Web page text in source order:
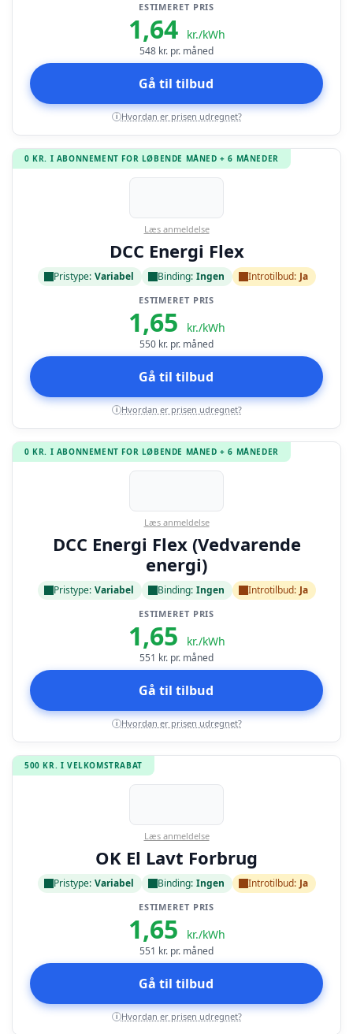
ESTIMERET PRIS
1,64 kr./kWh
548 kr. pr. måned
Gå til tilbud
i Hvordan er prisen udregnet?
0 KR. I ABONNEMENT FOR LØBENDE MÅNED + 6 MÅNEDER
Læs anmeldelse
DCC Energi Flex
Pristype: Variabel Binding: Ingen Introtilbud: Ja
ESTIMERET PRIS
1,65 kr./kWh
550 kr. pr. måned
Gå til tilbud
i Hvordan er prisen udregnet?
0 KR. I ABONNEMENT FOR LØBENDE MÅNED + 6 MÅNEDER
Læs anmeldelse
DCC Energi Flex (Vedvarende
energi)
Pristype: Variabel Binding: Ingen Introtilbud: Ja
ESTIMERET PRIS
1,65 kr./kWh
551 kr. pr. måned
Gå til tilbud
i Hvordan er prisen udregnet?
500 KR. I VELKOMSTRABAT
Læs anmeldelse
OK El Lavt Forbrug
Pristype: Variabel Binding: Ingen Introtilbud: Ja
ESTIMERET PRIS
1,65 kr./kWh
551 kr. pr. måned
Gå til tilbud
i Hvordan er prisen udregnet?